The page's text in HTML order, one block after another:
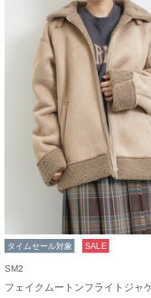
タイムセール対象 SALE
SM2
フェイクムートンフライトジャ